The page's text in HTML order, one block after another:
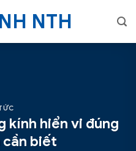
kính hiển vi đúng
cần biết